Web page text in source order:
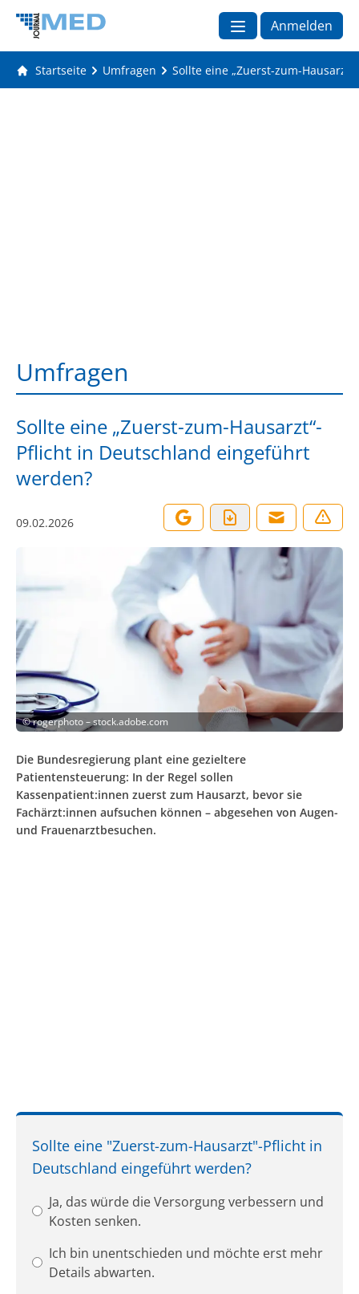
Anmelden
Startseite Umfragen Sollte eine „Zuerst-zum-
Umfragen
Sollte eine „Zuerst-zum-Hausarzt“-
Pflicht in Deutschland eingeführt
werden?
09.02.2026
©rogerphoto – stock.adobe.com
Die Bundesregierung plant eine gezieltere
Patientensteuerung: In der Regel sollen
Kassenpatient:innen zuerst zum Hausarzt, bevor sie
Fachärzt:innen aufsuchen können – abgesehen von Augen-
und Frauenarztbesuchen.
Sollte eine "Zuerst-zum-Hausarzt"-Pflicht in
Deutschland eingeführt werden?
Ja, das würde die Versorgung verbessern und
Kosten senken.
Ich bin unentschieden und möchte erst mehr
Details abwarten.